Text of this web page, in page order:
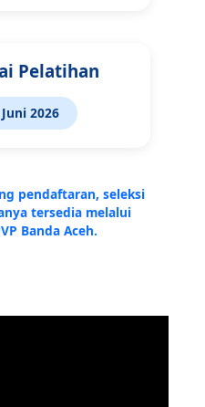
Pelatihan
2026
pendaftaran, seleksi
tersedia melalui
Banda Aceh.